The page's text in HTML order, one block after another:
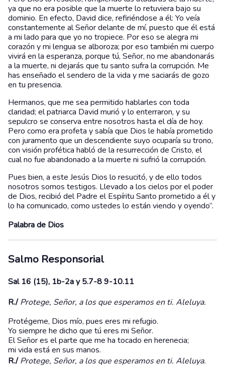
ya que no era posible que la muerte lo retuviera bajo su
dominio. En efecto, David dice, refiriéndose a él: Yo veía
constantemente al Señor delante de mí, puesto que él está
a mi lado para que yo no tropiece. Por eso se alegra mi
corazón y mi lengua se alboroza; por eso también mi cuerpo
vivirá en la esperanza, porque tú, Señor, no me abandonarás
a la muerte, ni dejarás que tu santo sufra la corrupción. Me
has enseñado el sendero de la vida y me saciarás de gozo
en tu presencia.
Hermanos, que me sea permitido hablarles con toda
claridad; el patriarca David murió y lo enterraron, y su
sepulcro se conserva entre nosotros hasta el día de hoy.
Pero como era profeta y sabía que Dios le había prometido
con juramento que un descendiente suyo ocuparía su trono,
con visión profética habló de la resurrección de Cristo, el
cual no fue abandonado a la muerte ni sufrió la corrupción.
Pues bien, a este Jesús Dios lo resucitó, y de ello todos
nosotros somos testigos. Llevado a los cielos por el poder
de Dios, recibió del Padre el Espíritu Santo prometido a él y
lo ha comunicado, como ustedes lo están viendo y oyendo’’.
Palabra de Dios
Salmo Responsorial
Sal 16 (15), 1b-2a y 5.7-8 9-10.11
R./Protege, Señor, a los que esperamos en ti. Aleluya.
Protégeme, Dios mío, pues eres mi refugio.
Yo siempre he dicho que tú eres mi Señor.
El Señor es el parte que me ha tocado en herenecia;
mi vida está en sus manos.
R./Protege, Señor, a los que esperamos en ti. Aleluya.